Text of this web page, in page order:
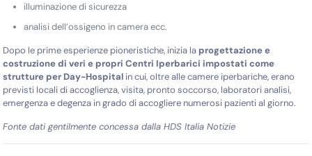
illuminazione di sicurezza
analisi dell’ossigeno in camera ecc.
Dopo le prime esperienze pioneristiche, inizia la progettazione e
costruzione di veri e propri Centri Iperbarici impostati come
strutture per Day-Hospital in cui, oltre alle camere iperbariche, erano
previsti locali di accoglienza, visita, pronto soccorso, laboratori analisi,
emergenza e degenza in grado di accogliere numerosi pazienti al giorno.
Fonte dati gentilmente concessa dalla HDS Italia Notizie